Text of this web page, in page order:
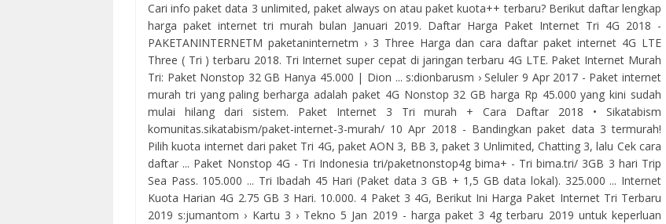
Cari info paket data 3 unlimited, paket always on atau paket kuota++ terbaru? Berikut daftar lengkap
harga paket internet tri murah bulan Januari 2019. Daftar Harga Paket Internet Tri 4G 2018 -
PAKETANINTERNETM paketaninternetm › 3 Three Harga dan cara daftar paket internet 4G LTE
Three ( Tri ) terbaru 2018. Tri Internet super cepat di jaringan terbaru 4G LTE. Paket Internet Murah
Tri: Paket Nonstop 32 GB Hanya 45.000 | Dion ... s:dionbarusm › Seluler 9 Apr 2017 - Paket internet
murah tri yang paling berharga adalah paket 4G Nonstop 32 GB harga Rp 45.000 yang kini sudah
mulai hilang dari sistem. Paket Internet 3 Tri murah + Cara Daftar 2018 • Sikatabism
komunitas.sikatabism/paket-internet-3-murah/ 10 Apr 2018 - Bandingkan paket data 3 termurah!
Pilih kuota internet dari paket Tri 4G, paket AON 3, BB 3, paket 3 Unlimited, Chatting 3, lalu Cek cara
daftar ... Paket Nonstop 4G - Tri Indonesia tri/paketnonstop4g bima+ - Tri bima.tri/ 3GB 3 hari Trip
Sea Pass. 105.000 ... Tri Ibadah 45 Hari (Paket data 3 GB + 1,5 GB data lokal). 325.000 ... Internet
Kuota Harian 4G 2.75 GB 3 Hari. 10.000. 4 Paket 3 4G, Berikut Ini Harga Paket Internet Tri Terbaru
2019 s:jumantom › Kartu 3 › Tekno 5 Jan 2019 - harga paket 3 4g terbaru 2019 untuk keperluan